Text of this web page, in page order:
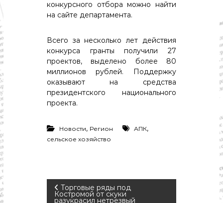
.
Н
о
с
т
и
,
и
к
о
н
конкурсного отбора можно найти
на сайте департамента.
Всего за несколько лет действия
конкурса гранты получили 27
проектов, выделено более 80
миллионов рублей. Поддержку
оказывают на средства
президентского национального
проекта.
Новости, Регион АПК,
сельское хозяйство
Н Торговые ряды под
Костромой от скуки
разукрасил нетрезвый